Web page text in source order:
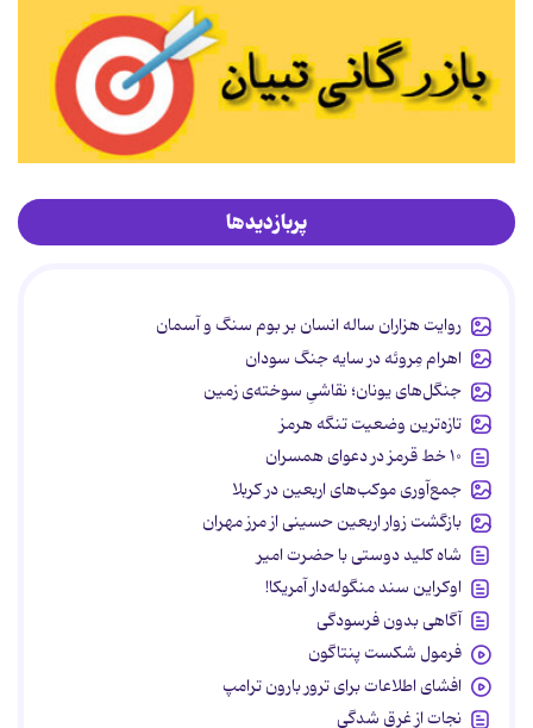
پربازدیدها
روایت هزاران ساله انسان بر بوم سنگ و آسمان
اهرام مِروئه در سایه جنگ سودان
جنگل‌های یونان؛ نقاشیِ سوخته‌ی زمین
تازه‌ترین وضعیت تنگه هرمز
۱۰ خط قرمز در دعوای همسران
جمع‌آوری موکب‌های اربعین در کربلا
بازگشت زوار اربعین حسینی از مرز مهران
شاه کلید دوستی با حضرت امیر
اوکراین سند منگوله‌دار آمریکا!
آگاهی بدون فرسودگی
فرمول شکست پنتاگون
افشای اطلاعات برای ترور بارون ترامپ
نجات از غرق شدگی